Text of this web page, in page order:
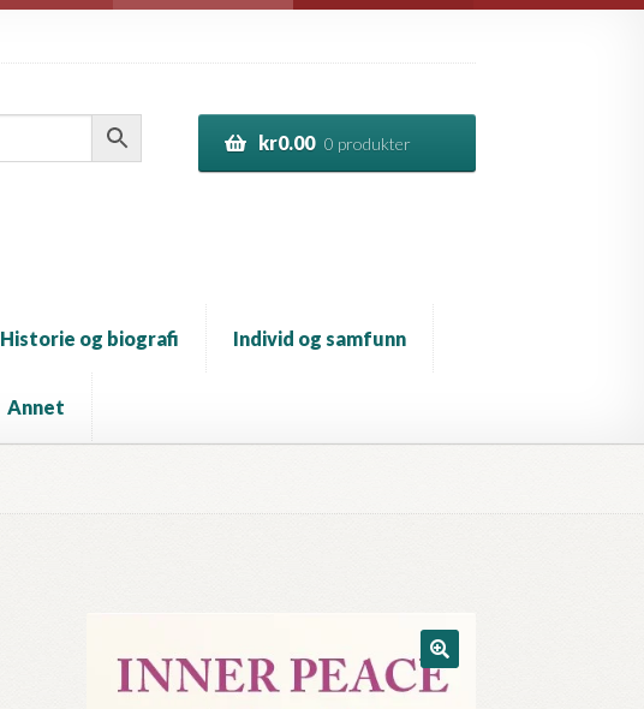
kr0.00 0 produkter
Historie og biografi Individ og samfunn
Annet